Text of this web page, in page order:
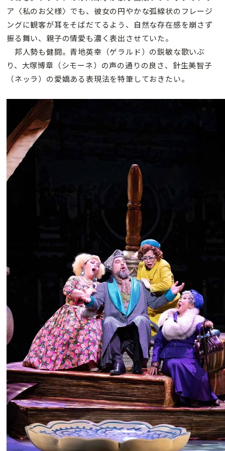
ア〈私のお父様〉でも、彼女の円やかな弧線状のフレージ
ングに観客が耳をそばだてるよう、自然な存在感を崩さず
振る舞い、親子の情愛も濃く表出させていた。
邦人勢も健闘。青地英幸（ゲラルド）の鋭敏な歌いぶ
り、大塚博章（シモーネ）の声の通りの良さ、針生美智子
（ネッラ）の愛嬌ある表現法を特筆しておきたい。